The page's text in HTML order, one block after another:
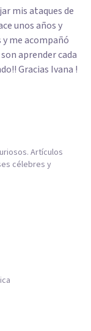
mis ataques de
unos años y
me acompañó
aprender cada
Gracias Ivana !
Artículos
célebres y